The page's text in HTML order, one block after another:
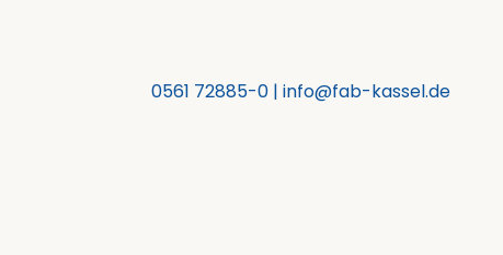
0561 72885-0 | info@fab-kassel.de